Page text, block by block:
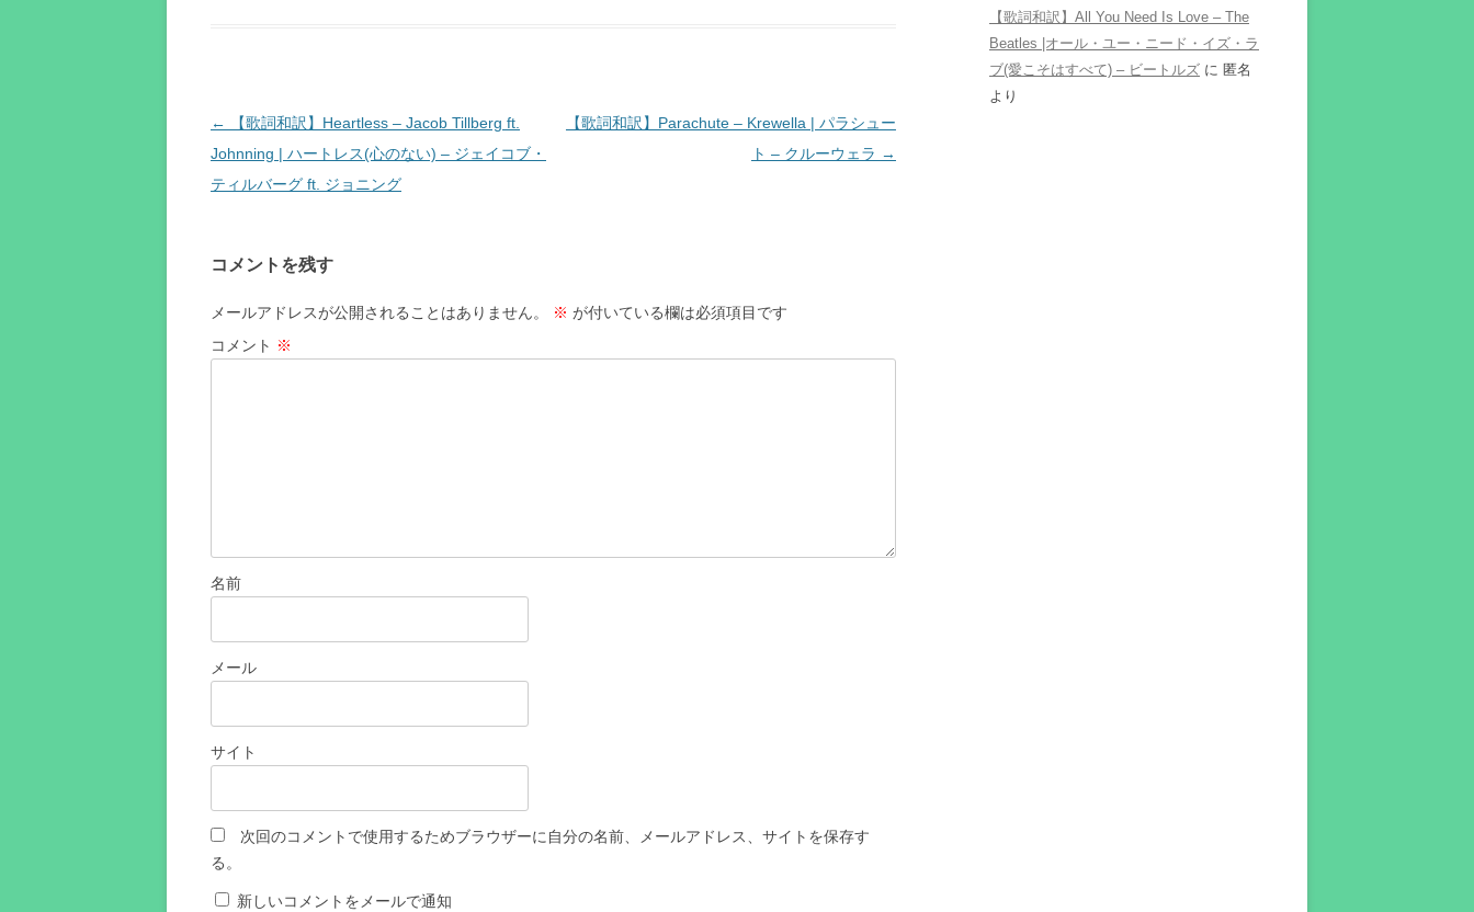
投
稿
ナ
ー
シ
ョ
←
【歌詞和訳】Heartless – Jacob Tillberg ft.
Johnning | ハートレス(心のない) – ジェイコブ・
ティルバーグ ft. ジョニング
【歌詞和訳】Parachute – Krewella | パラシュー
ト – クルーウェラ →
コメントを残す
メールアドレスが公開されることはありません。 ※ が付いている欄は必須項目です
コメント ※
名前
メール
サイト
次回のコメントで使用するためブラウザーに自分の名前、メールアドレス、サイトを保存す
る。
新しいコメントをメールで通知
【歌詞和訳】All You Need Is Love – The
Beatles |オール・ユー・ニード・イズ・ラ
ブ(愛こそはすべて) – ビートルズ に 匿名
より